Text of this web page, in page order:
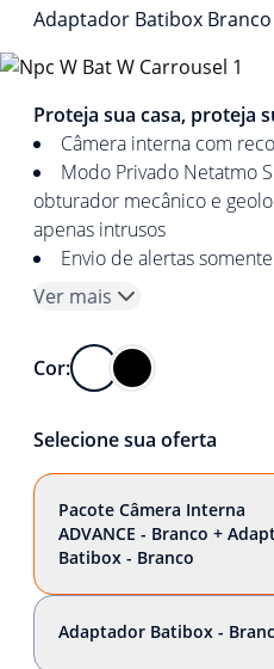
Adaptador Batibox Branco
Proteja sua casa, proteja
Câmera interna com
Modo Privado Netatmo
obturador mecânico e
apenas intrusos
Envio de alertas
Ver mais
Cor:
Selecione sua oferta
Pacote Câmera Interna
ADVANCE - Branco +
Batibox - Branco
Adaptador Batibox -